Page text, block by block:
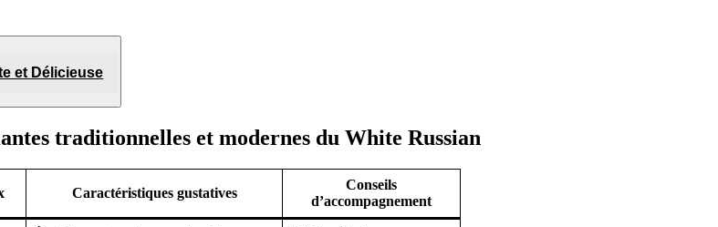
et Délicieuse
traditionnelles et modernes du White Russian
Caractéristiques gustatives
Conseils
d’accompagnement